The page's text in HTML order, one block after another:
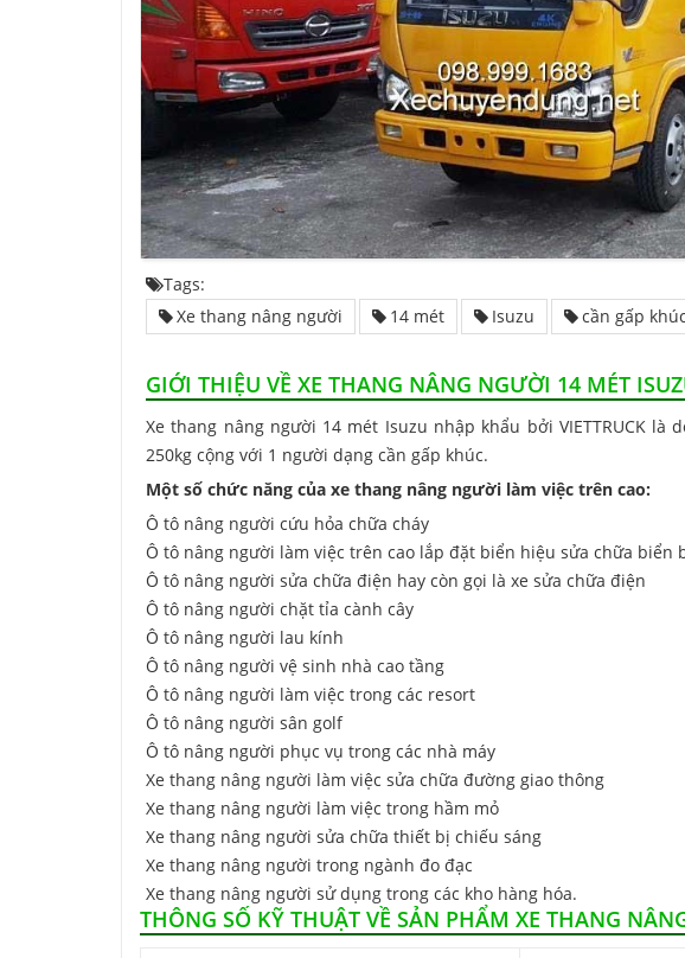
Tags:
Xe thang nâng người
14 mét Isuzu cần gấp khúc
GIỚI THIỆU VỀ XE THANG NÂNG NGƯỜI 14 MÉT
Xe thang nâng người 14 mét Isuzu nhập khẩu bởi VIETTRUCK
250kg cộng với 1 người dạng cần gấp khúc.
Một số chức năng của xe thang nâng người làm việc trên cao:
Ô tô nâng người cứu hỏa chữa cháy
Ô tô nâng người làm việc trên cao lắp đặt biển hiệu sửa chữa biển
Ô tô nâng người sửa chữa điện hay còn gọi là xe sửa chữa điện
Ô tô nâng người chặt tỉa cành cây
Ô tô nâng người lau kính
Ô tô nâng người vệ sinh nhà cao tầng
Ô tô nâng người làm việc trong các resort
Ô tô nâng người sân golf
Ô tô nâng người phục vụ trong các nhà máy
Xe thang nâng người làm việc sửa chữa đường giao thông
Xe thang nâng người làm việc trong hầm mỏ
Xe thang nâng người sửa chữa thiết bị chiếu sáng
Xe thang nâng người trong ngành đo đạc
Xe thang nâng người sử dụng trong các kho hàng hóa.
THÔNG SỐ KỸ THUẬT VỀ SẢN PHẨM XE THANG